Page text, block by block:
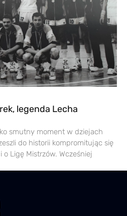
legenda Lecha
smutny moment w dziejach
do historii kompromitując się
Ligę Mistrzów. Wcześniej